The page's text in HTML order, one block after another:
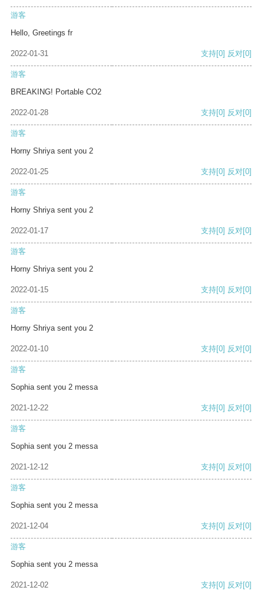
游客
Hello, Greetings fr
2022-01-31 支持[0] 反对[0]
游客
BREAKING! Portable CO2
2022-01-28 支持[0] 反对[0]
游客
Horny Shriya sent you 2
2022-01-25 支持[0] 反对[0]
游客
Horny Shriya sent you 2
2022-01-17 支持[0] 反对[0]
游客
Horny Shriya sent you 2
2022-01-15 支持[0] 反对[0]
游客
Horny Shriya sent you 2
2022-01-10 支持[0] 反对[0]
游客
Sophia sent you 2 messa
2021-12-22 支持[0] 反对[0]
游客
Sophia sent you 2 messa
2021-12-12 支持[0] 反对[0]
游客
Sophia sent you 2 messa
2021-12-04 支持[0] 反对[0]
游客
Sophia sent you 2 messa
2021-12-02 支持[0] 反对[0]